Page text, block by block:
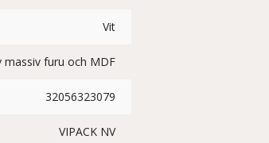
Vit
massiv furu och MDF
32056323079
VIPACK NV